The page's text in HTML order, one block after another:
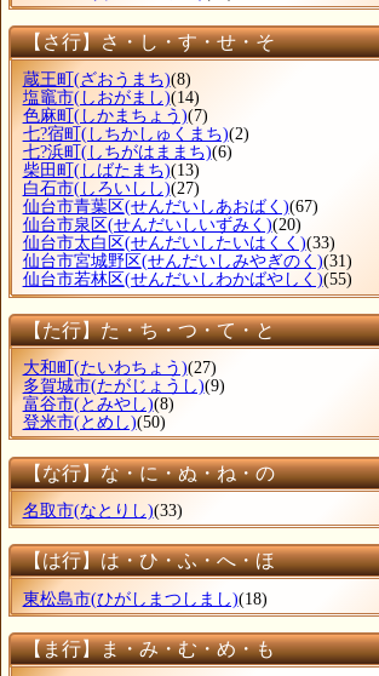
【さ行】さ・し・す・せ・そ
蔵王町 (ざおうまち)(8)
塩竈市(しおがまし)(14)
色麻町 (しかまちょう)(7)
七?宿町 (しちかしゅくまち)(2)
七?浜町 (しちがはままち)(6)
柴田町 (しばたまち)(13)
白石市(しろいしし)(27)
仙台市青葉区(せんだいしあおばく)(67)
仙台市泉区(せんだいしいずみく)(20)
仙台市太白区(せんだいしたいはくく)(33)
仙台市宮城野区(せんだいしみやぎのく)(31)
仙台市若林区(せんだいしわかばやしく)(55)
【た行】た・ち・つ・て・と
大和町 (たいわちょう)(27)
多賀城市(たがじょうし)(9)
富谷市(とみやし)(8)
登米市(とめし)(50)
【な行】な・に・ぬ・ね・の
名取市(なとりし)(33)
【は行】は・ひ・ふ・へ・ほ
東松島市(ひがしまつしまし)(18)
【ま行】ま・み・む・め・も